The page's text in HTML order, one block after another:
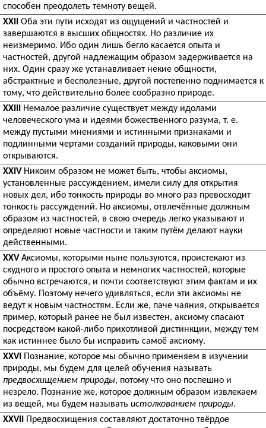
способен преодолеть темноту вещей.
XXII
Оба эти пути исходят из ощущений и частностей и
завершаются в высших общностях. Но различие их
неизмеримо. Ибо один лишь бегло касается опыта и
частностей, другой надлежащим образом задерживается на
них. Один сразу же устанавливает некие общности,
абстрактные и бесполезные, другой постепенно поднимается к
тому, что действительно более сообразно природе.
XXIII
Немалое различие существует между идолами
человеческого ума и идеями божественного разума, т. е.
между пустыми мнениями и истинными признаками и
подлинными чертами созданий природы, каковыми они
открываются.
XXIV Никоим образом не может быть, чтобы аксиомы,
установленные рассуждением, имели силу для открытия
новых дел, ибо тонкость природы во много раз превосходит
тонкость рассуждений. Но аксиомы, отвлечённые должным
образом из частностей, в свою очередь легко указывают и
определяют новые частности и таким путём делают науки
действенными.
XXV Аксиомы, которыми ныне пользуются, проистекают из
скудного и простого опыта и немногих частностей, которые
обычно встречаются, и почти соответствуют этим фактам и их
объёму. Поэтому нечего удивляться, если эти аксиомы не
ведут к новым частностям. Если же, паче чаяния, открывается
пример, который ранее не был известен, аксиому спасают
посредством какой-либо прихотливой дистинкции, между тем
как истиннее было бы исправить самоё аксиому.
XXVI
Познание, которое мы обычно применяем в изучении
природы, мы будем для целей обучения называть
предвосхищением природы, потому что оно поспешно и
незрело. Познание же, которое должным образом извлекаем
из вещей, мы будем называть истолкованием природы.
XXVII
Предвосхищения составляют достаточно твёрдое